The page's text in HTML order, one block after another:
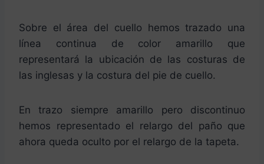
Sobre el área del cuello hemos trazado una
línea continua de color amarillo que
representará la ubicación de las costuras de
las inglesas y la costura del pie de cuello.
En trazo siempre amarillo pero discontinuo
hemos representado el relargo del paño que
ahora queda oculto por el relargo de la tapeta.